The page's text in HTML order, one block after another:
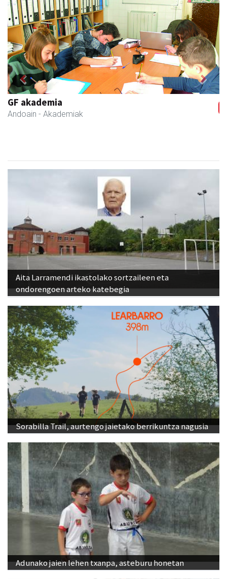
Tximeleta oihal-denda
Andoain - Oihal-denda
Previous Next
Aita Larramendi ikastolako sortzaileen eta
ondorengoen arteko katebegia
Sorabilla Trail, aurtengo jaietako berrikuntza nagusia
Adunako jaien lehen txanpa, asteburu honetan